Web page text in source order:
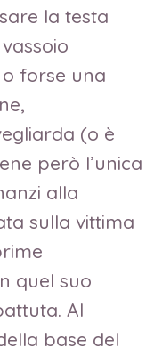
la testa
forse una
(o è
però l’unica
alla
sulla vittima
quel suo
Al
base del